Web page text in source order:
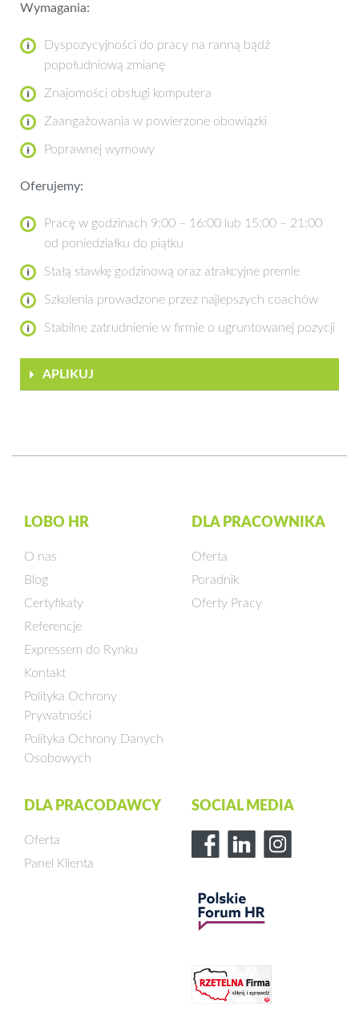
Wymagania:
Dyspozycyjności do pracy na ranną bądź
popołudniową zmianę
Znajomości obsługi komputera
Zaangażowania w powierzone obowiązki
Poprawnej wymowy
Oferujemy:
Pracę w godzinach 9:00 – 16:00 lub 15:00 – 21:00
od poniedziałku do piątku
Stałą stawkę godzinową oraz atrakcyjne premie
Szkolenia prowadzone przez najlepszych coachów
Stabilne zatrudnienie w firmie o ugruntowanej pozycji
APLIKUJ
LOBO HR
O nas
Blog
Certyfikaty
Referencje
Expressem do Rynku
Kontakt
Polityka Ochrony
Prywatności
Polityka Ochrony Danych
Osobowych
DLA PRACOWNIKA
Oferta
Poradnik
Oferty Pracy
DLA PRACODAWCY
Oferta
Panel Klienta
SOCIAL MEDIA